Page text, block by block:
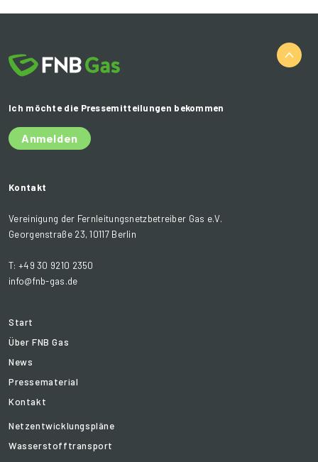
Ich möchte die Pressemitteilungen bekommen
Anmelden
Kontakt
Vereinigung der Fernleitungsnetzbetreiber Gas e.V.
Georgenstraße 23, 10117 Berlin
T: +49 30 9210 2350
info@fnb-gas.de
Start
Über FNB Gas
News
Pressematerial
Kontakt
Netzentwicklungspläne
Wasserstofftransport